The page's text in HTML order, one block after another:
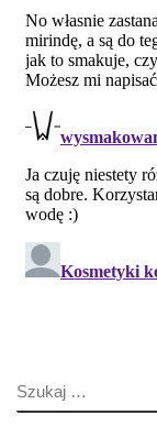
SZUKAJ